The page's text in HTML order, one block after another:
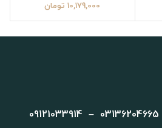
10,179,000 تومان